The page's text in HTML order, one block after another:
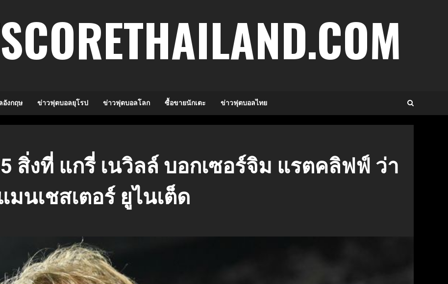
อังกฤษ ข่าวฟุตบอลยุโรป ข่าวฟุตบอลโลก ซื้อขายนักเตะ ข่าวฟุตบอลไทย
สิ่งที่ แกรี่ เนวิลล์ บอกเซอร์จิม แรตคลิฟฟ์ ว่า
นเชสเตอร์ ยูไนเต็ด